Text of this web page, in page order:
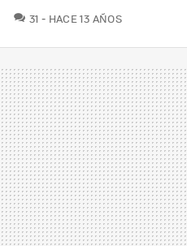
31 COMENTARIOS
HACE 13 AÑOS